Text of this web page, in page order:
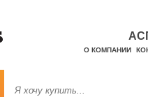
О КОМПАНИИ